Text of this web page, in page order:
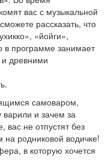
вас с музыкальной
рассказать, что
«йойги»,
в программе занимает
и древними
самоваром,
и зачем за
не отпустят без
родниковой водичке!
в которую хочется